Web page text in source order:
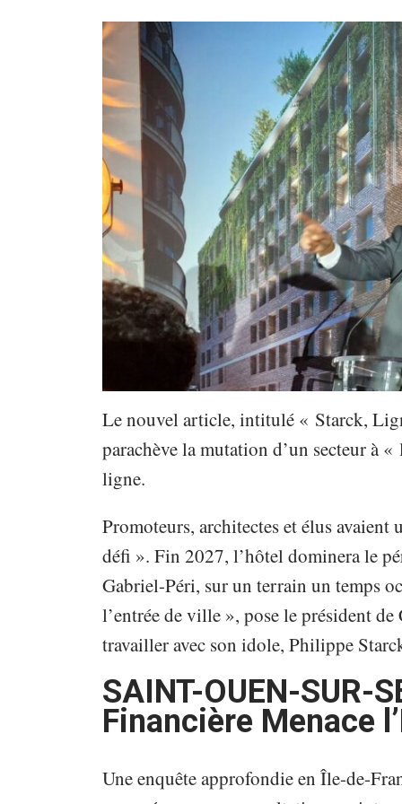
Le nouvel article, intitulé « Starck,
parachève la mutation d’un secteur à
ligne.
Promoteurs, architectes et élus
défi ». Fin 2027, l’hôtel dominera le
Gabriel-Péri, sur un terrain un temps
l’entrée de ville », pose le président
travailler avec son idole, Philippe
SAINT-OUEN-SUR-
Financière Menace
Une enquête approfondie en Île-de-